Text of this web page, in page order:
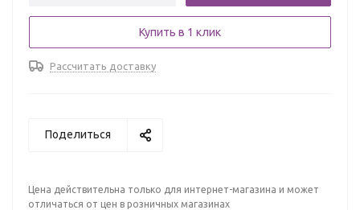
Купить в 1 клик
Рассчитать доставку
Поделиться
Цена действительна только для интернет-магазина и может
отличаться от цен в розничных магазинах